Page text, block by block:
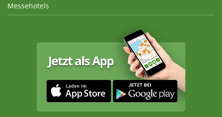
Messehotels